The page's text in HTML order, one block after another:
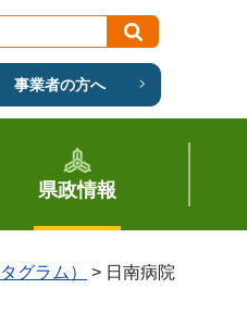
事業者の方へ
県政情報
グラム）
> 日南病院